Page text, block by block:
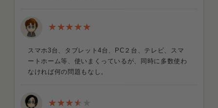
スマホ3台、タブレット4台、PC２台、テレビ、スマ
ートホーム等、使いまくっているが、同時に多数使わ
なければ何の問題もなし。